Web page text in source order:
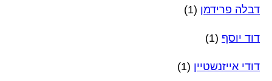
דבלה פרידמן (1)
דוד יוסף (1)
דודי אייזנשטיין (1)